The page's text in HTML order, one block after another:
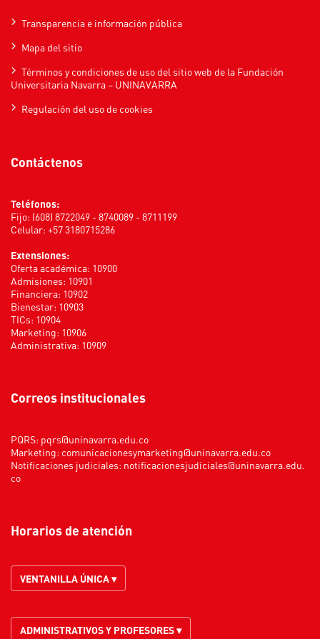
Transparencia e información pública
Mapa del sitio
Términos y condiciones de uso del sitio web de la Fundación
Universitaria Navarra – UNINAVARRA
Regulación del uso de cookies
Contáctenos
Teléfonos:
Fijo: (608) 8722049 - 8740089 - 8711199
Celular: +57 3180715286
Extensiones:
Oferta académica: 10900
Admisiones: 10901
Financiera: 10902
Bienestar: 10903
TICs: 10904
Marketing: 10906
Administrativa: 10909
Correos institucionales
PQRS: pqrs@uninavarra.edu.co
Marketing: comunicacionesymarketing@uninavarra.edu.co
Notificaciones judiciales: notificacionesjudiciales@uninavarra.edu.
co
Horarios de atención
VENTANILLA ÚNICA ▾
ADMINISTRATIVOS Y PROFESORES ▾